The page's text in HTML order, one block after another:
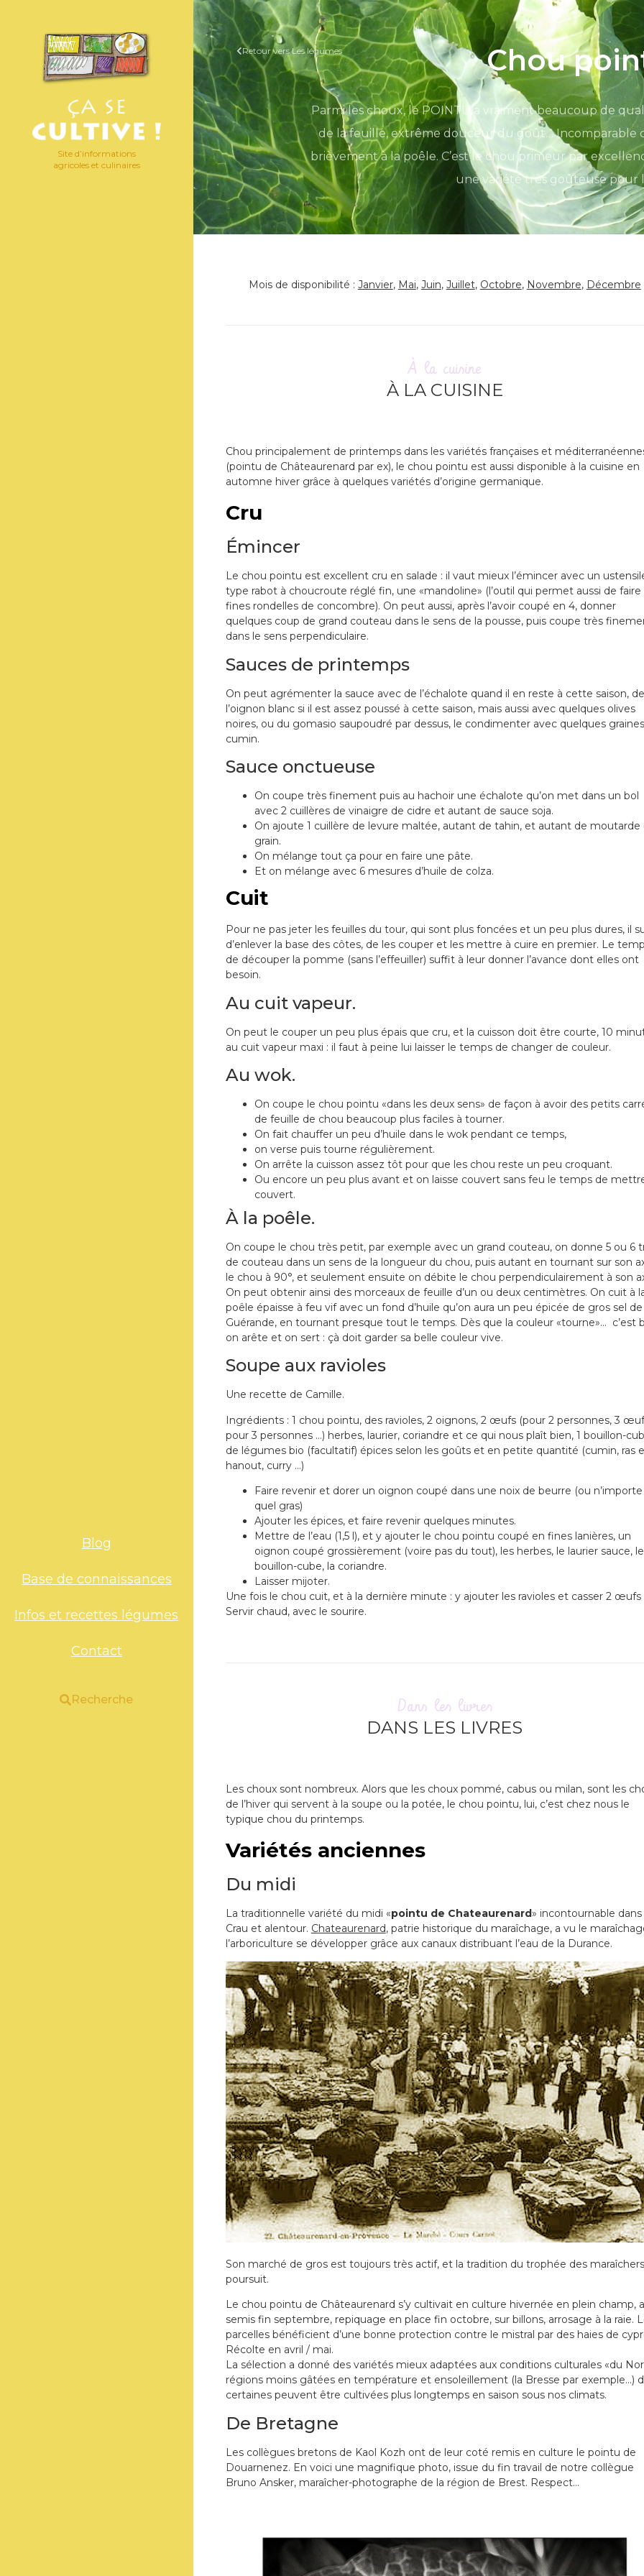
Site d’informations
agricoles et culinaires
Blog
Base de connaissances
Infos et recettes légumes
Contact
Recherche
Retour vers Les légumes Chou
Parmi les choux, le POINTU a vraiment beaucoup de
de la feuille, extrême douceur du goût… Incomparable
brièvement à la poêle. C’est le chou primeur par
une variété très goûteuse pour
Mois de disponibilité : Janvier, Mai, Juin, Juillet, Octobre, Novembre, Décembre
À la cuisine
À LA CUISINE
Chou principalement de printemps dans les variétés françaises et
(pointu de Châteaurenard par ex), le chou pointu est aussi disponible à la cuisine en
automne hiver grâce à quelques variétés d’origine germanique.
Cru
Émincer
Le chou pointu est excellent cru en salade : il vaut mieux l’émincer avec un
type rabot à choucroute réglé fin, une «mandoline» (l’outil qui permet aussi de faire
fines rondelles de concombre). On peut aussi, après l’avoir coupé en 4, donner
quelques coup de grand couteau dans le sens de la pousse, puis coupe très
dans le sens perpendiculaire.
Sauces de printemps
On peut agrémenter la sauce avec de l’échalote quand il en reste à cette saison, de
l’oignon blanc si il est assez poussé à cette saison, mais aussi avec quelques olives
noires, ou du gomasio saupoudré par dessus, le condimenter avec quelques
cumin.
Sauce onctueuse
On coupe très finement puis au hachoir une échalote qu’on met dans un bol
avec 2 cuillères de vinaigre de cidre et autant de sauce soja.
On ajoute 1 cuillère de levure maltée, autant de tahin, et autant de moutarde
grain.
On mélange tout ça pour en faire une pâte.
Et on mélange avec 6 mesures d’huile de colza.
Cuit
Pour ne pas jeter les feuilles du tour, qui sont plus foncées et un peu plus dures, il
d’enlever la base des côtes, de les couper et les mettre à cuire en premier. Le
de découper la pomme (sans l’effeuiller) suffit à leur donner l’avance dont elles ont
besoin.
Au cuit vapeur.
On peut le couper un peu plus épais que cru, et la cuisson doit être courte, 10
au cuit vapeur maxi : il faut à peine lui laisser le temps de changer de couleur.
Au wok.
On coupe le chou pointu «dans les deux sens» de façon à avoir des petits
de feuille de chou beaucoup plus faciles à tourner.
On fait chauffer un peu d’huile dans le wok pendant ce temps,
on verse puis tourne régulièrement.
On arrête la cuisson assez tôt pour que les chou reste un peu croquant.
Ou encore un peu plus avant et on laisse couvert sans feu le temps de
couvert.
À la poêle.
On coupe le chou très petit, par exemple avec un grand couteau, on donne 5 ou 6
de couteau dans un sens de la longueur du chou, puis autant en tournant sur son
le chou à 90°, et seulement ensuite on débite le chou perpendiculairement à son
On peut obtenir ainsi des morceaux de feuille d’un ou deux centimètres. On cuit à
poêle épaisse à feu vif avec un fond d’huile qu’on aura un peu épicée de gros sel de
Guérande, en tournant presque tout le temps. Dès que la couleur «tourne»… c’est
on arête et on sert : çà doit garder sa belle couleur vive.
Soupe aux ravioles
Une recette de Camille.
Ingrédients : 1 chou pointu, des ravioles, 2 oignons, 2 œufs (pour 2 personnes, 3
pour 3 personnes …) herbes, laurier, coriandre et ce qui nous plaît bien, 1 bouillon-
de légumes bio (facultatif) épices selon les goûts et en petite quantité (cumin, ras
hanout, curry …)
Faire revenir et dorer un oignon coupé dans une noix de beurre (ou n’importe
quel gras)
Ajouter les épices, et faire revenir quelques minutes.
Mettre de l’eau (1,5 l), et y ajouter le chou pointu coupé en fines lanières, un
oignon coupé grossièrement (voire pas du tout), les herbes, le laurier sauce, le
bouillon-cube, la coriandre.
Laisser mijoter.
Une fois le chou cuit, et à la dernière minute : y ajouter les ravioles et casser 2 œufs
Servir chaud, avec le sourire.
Dans les livres
DANS LES LIVRES
Les choux sont nombreux. Alors que les choux pommé, cabus ou milan, sont les
de l’hiver qui servent à la soupe ou la potée, le chou pointu, lui, c’est chez nous le
typique chou du printemps.
Variétés anciennes
Du midi
La traditionnelle variété du midi «pointu de Chateaurenard» incontournable dans
Crau et alentour. Chateaurenard, patrie historique du maraîchage, a vu le
l’arboriculture se développer grâce aux canaux distribuant l’eau de la Durance.
Son marché de gros est toujours très actif, et la tradition du trophée des
poursuit.
Le chou pointu de Châteaurenard s’y cultivait en culture hivernée en plein champ,
semis fin septembre, repiquage en place fin octobre, sur billons, arrosage à la raie.
parcelles bénéficient d’une bonne protection contre le mistral par des haies de
Récolte en avril / mai.
La sélection a donné des variétés mieux adaptées aux conditions culturales «du
régions moins gâtées en température et ensoleillement (la Bresse par exemple…)
certaines peuvent être cultivées plus longtemps en saison sous nos climats.
De Bretagne
Les collègues bretons de Kaol Kozh ont de leur coté remis en culture le pointu de
Douarnenez. En voici une magnifique photo, issue du fin travail de notre collègue
Bruno Ansker, maraîcher-photographe de la région de Brest. Respect…